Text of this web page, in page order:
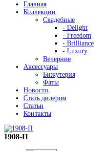
Главная
Коллекции
Свадебные
- Delight
- Freedom
- Brilliance
- Luxury
Вечерние
Аксессуары
Бижутерия
Фаты
Новости
Стать дилером
Статьи
Контакты
1908-П